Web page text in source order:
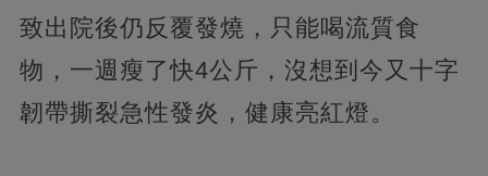
致出院後仍反覆發燒，只能喝流質食
物，一週瘦了快4公斤，沒想到今又十字
韌帶撕裂急性發炎，健康亮紅燈。